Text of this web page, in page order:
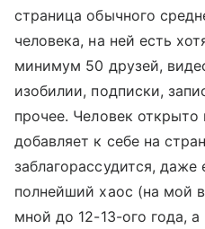
страница обычного
человека, на ней есть
минимум 50 друзей,
изобилии, подписки,
прочее. Человек открыто
добавляет к себе на
заблагорассудится, даже
полнейший хаос (на мой
мной до 12-13-ого года,